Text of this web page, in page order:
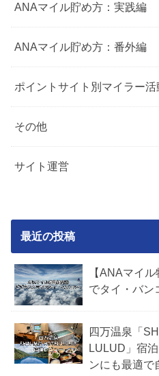
ANAマイル貯め方：実践編
ANAマイル貯め方：番外編
ポイントサイト別マイラー活
その他
サイト運営
最近の投稿
【ANAマイ
でタイ・バン
四万温泉「
LULUD」宿
ンにも最適で